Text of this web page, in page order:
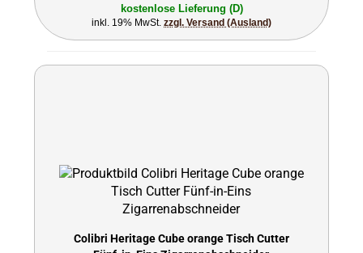
kostenlose Lieferung (D)
inkl. 19% MwSt. zzgl. Versand (Ausland)
Colibri Heritage Cube orange Tisch Cutter